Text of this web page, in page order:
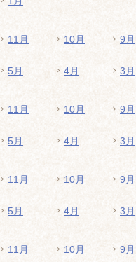
11月 10月 9月
5月 4月 3月
11月 10月 9月
5月 4月 3月
11月 10月 9月
5月 4月 3月
11月 10月 9月